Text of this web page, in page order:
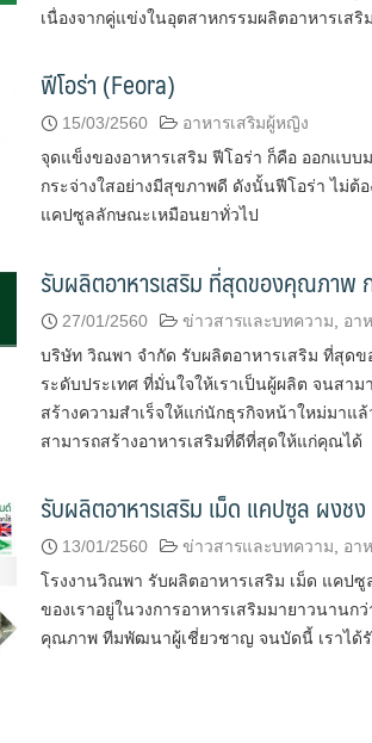
เนื่องจากคู่แข่งในอุตสาหกรรมผลิตอาหารเส
ฟีโอร่า (Feora)
15/03/2560
อาหารเสริมผู้หญิง
จุดแข็งของอาหารเสริม ฟีโอร่า ก็คือ ออกแบ
กระจ่างใสอย่างมีสุขภาพดี ดังนั้นฟีโอร่า ไม่ต้
แคปซูลลักษณะเหมือนยาทั่วไป
รับผลิตอาหารเสริม ที่สุดของคุณภาพ
27/01/2560 ข่าวสารและบทความ, อา
บริษัท วิณพา จำกัด รับผลิตอาหารเสริม ที่สุด
ระดับประเทศ ที่มั่นใจให้เราเป็นผู้ผลิต จนสา
สร้างความสำเร็จให้แก่นักธุรกิจหน้าใหม่มาแ
สามารถสร้างอาหารเสริมที่ดีที่สุดให้แก่คุณได้
รับผลิตอาหารเสริม เม็ด แคปซูล ผงช
13/01/2560 ข่าวสารและบทความ, อา
โรงงานวิณพา รับผลิตอาหารเสริม เม็ด แคป
ของเราอยู่ในวงการอาหารเสริมมายาวนาน
คุณภาพ ทีมพัฒนาผู้เชี่ยวชาญ จนบัดนี้ เราได้รั